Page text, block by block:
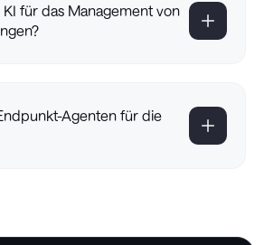
für das Management von
Agenten für die